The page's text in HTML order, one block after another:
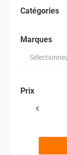
Catégories
Marques
Prix
€